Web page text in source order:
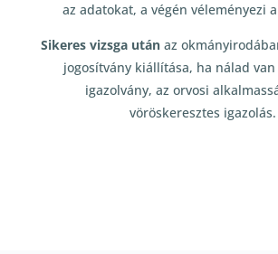
az adatokat, a végén véleményezi
Sikeres vizsga utánaz
jogosítvány kiállítása, ha nálad van
igazolvány, az orvosi
vöröskeresztes igazolás.